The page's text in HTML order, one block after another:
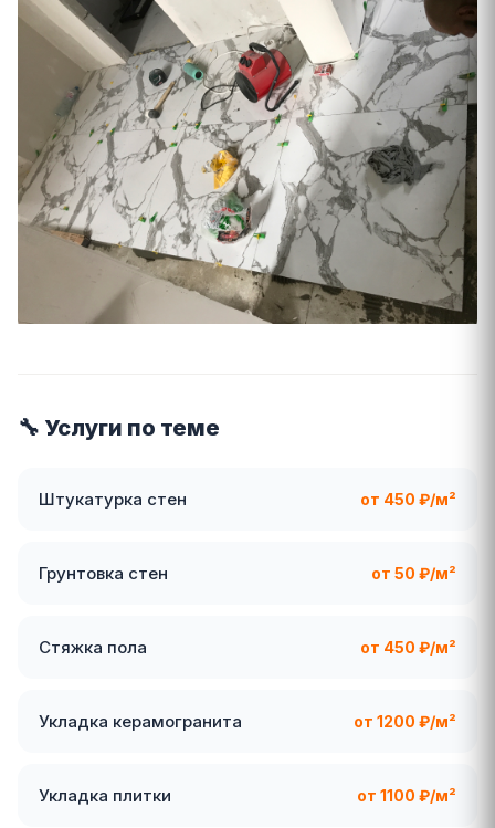
🔧 Услуги по теме
Штукатурка стен от 450 ₽/м²
Грунтовка стен от 50 ₽/м²
Стяжка пола от 450 ₽/м²
Укладка керамогранита от 1200 ₽/м²
Укладка плитки от 1100 ₽/м²